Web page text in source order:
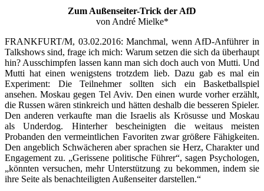
Zum Außenseiter-Trick der AfD
von André Mielke*
FRANKFURT/M, 03.02.2016: Manchmal, wenn AfD-Anführer in
Talkshows sind, frage ich mich: Warum setzen die sich da überhaupt
hin? Ausschimpfen lassen kann man sich doch auch von Mutti. Und
Mutti hat einen wenigstens trotzdem lieb. Dazu gab es mal ein
Experiment: Die Teilnehmer sollten sich ein Basketballspiel
ansehen. Moskau gegen Tel Aviv. Den einen wurde vorher erzählt,
die Russen wären stinkreich und hätten deshalb die besseren Spieler.
Den anderen verkaufte man die Israelis als Krösusse und Moskau
als Underdog. Hinterher bescheinigten die weitaus meisten
Probanden den vermeintlichen Favoriten zwar größere Fähigkeiten.
Den angeblich Schwächeren aber sprachen sie Herz, Charakter und
Engagement zu. „Gerissene politische Führer“, sagen Psychologen,
„könnten versuchen, mehr Unterstützung zu bekommen, indem sie
ihre Seite als benachteiligten Außenseiter darstellen.“